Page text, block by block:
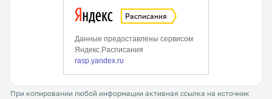
При копировании любой информации активная ссылка на источник